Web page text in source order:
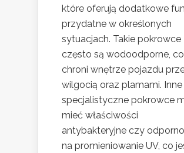
które oferują dodatkowe
przydatne w określonych
sytuacjach. Takie pokrowce
często są wodoodporne, co
chroni wnętrze pojazdu
wilgocią oraz plamami. Inne
specjalistyczne pokrowce
mieć właściwości
antybakteryjne czy
na promieniowanie UV, co